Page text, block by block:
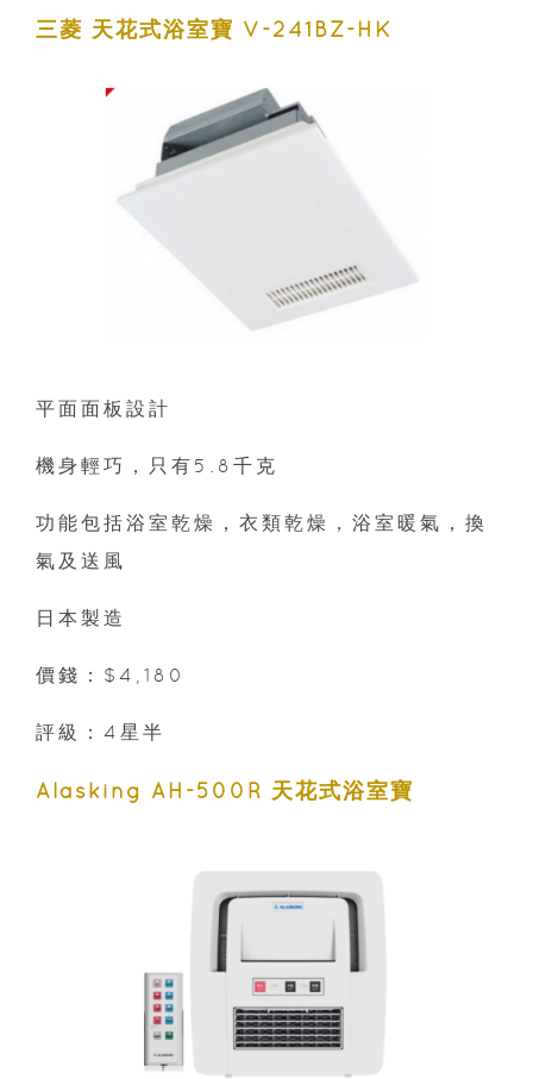
三菱 天花式浴室寶 V-241BZ-HK
平面面板設計
機身輕巧，只有5.8千克
功能包括浴室乾燥，衣類乾燥，浴室暖氣，換
氣及送風
日本製造
價錢：$4,180
評級：4星半
Alasking AH-500R 天花式浴室寶